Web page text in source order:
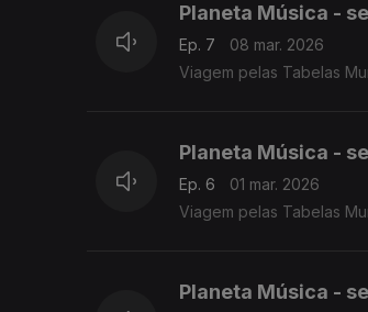
Planeta Música -
Ep. 7
08 mar. 2026
Viagem pelas Tabelas
Planeta Música -
Ep. 6
01 mar. 2026
Viagem pelas Tabelas
Planeta Música -